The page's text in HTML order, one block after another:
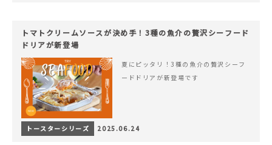
トマトクリームソースが決め手！3種の魚介の贅沢シーフード
ドリアが新登場
夏にピッタリ！3種の魚介の贅沢シーフ
ードドリアが新登場です
トースターシリーズ 2025.06.24